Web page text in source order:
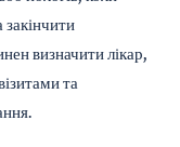
визначити лікар,
та